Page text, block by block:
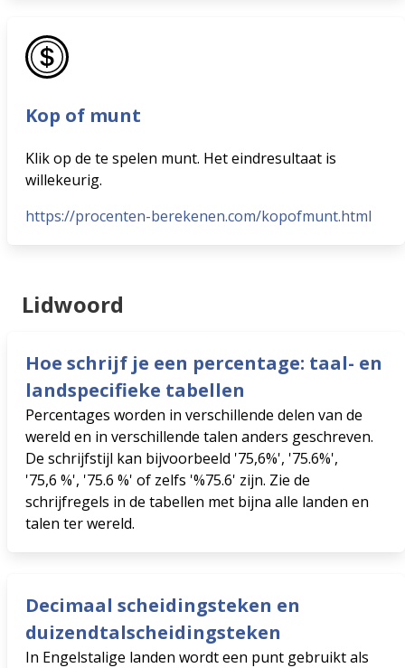
Kop of munt
Klik op de te spelen munt. Het eindresultaat is
willekeurig.
https://procenten-berekenen.com/kopofmunt.html
Lidwoord
Hoe schrijf je een percentage: taal- en
landspecifieke tabellen
Percentages worden in verschillende delen van de
wereld en in verschillende talen anders geschreven.
De schrijfstijl kan bijvoorbeeld '75,6%', '75.6%',
'75,6 %', '75.6 %' of zelfs '%75.6' zijn. Zie de
schrijfregels in de tabellen met bijna alle landen en
talen ter wereld.
Decimaal scheidingsteken en
duizendtalscheidingsteken
In Engelstalige landen wordt een punt gebruikt als